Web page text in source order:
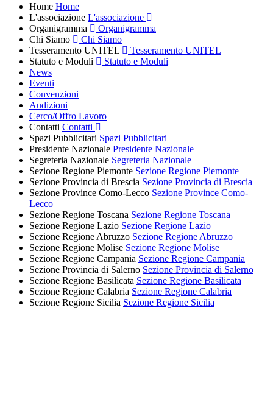
Home Home
L'associazione L'associazione
Organigramma
Organigramma
Chi Siamo
Chi Siamo
Tesseramento UNITEL
Tesseramento UNITEL
Statuto e Moduli
Statuto e Moduli
News
Eventi
Convenzioni
Audizioni
Cerco/Offro Lavoro
Contatti Contatti
Spazi Pubblicitari Spazi Pubblicitari
Presidente Nazionale Presidente Nazionale
Segreteria Nazionale Segreteria Nazionale
Sezione Regione Piemonte Sezione Regione Piemonte
Sezione Provincia di Brescia Sezione Provincia di Brescia
Sezione Province Como-Lecco Sezione Province Como-
Lecco
Sezione Regione Toscana Sezione Regione Toscana
Sezione Regione Lazio Sezione Regione Lazio
Sezione Regione Abruzzo Sezione Regione Abruzzo
Sezione Regione Molise Sezione Regione Molise
Sezione Regione Campania Sezione Regione Campania
Sezione Provincia di Salerno Sezione Provincia di Salerno
Sezione Regione Basilicata Sezione Regione Basilicata
Sezione Regione Calabria Sezione Regione Calabria
Sezione Regione Sicilia Sezione Regione Sicilia